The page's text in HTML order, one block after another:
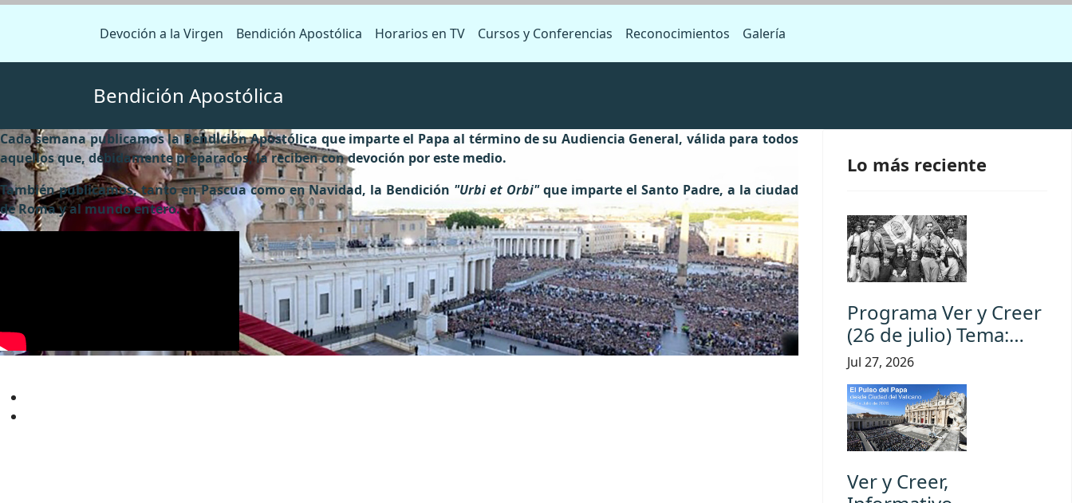
Devoción a la Virgen Bendición Apostólica Horarios en TV Cursos y Conferencias Reconocimientos Galería
Bendición Apostólica
Cada semana publicamos la Bendición Apostólica que imparte el Papa al término de su Audiencia General, válida para todos
aquellos que, debidamente preparados, la reciben con devoción por este medio.
También publicamos, tanto en Pascua como en Navidad, la Bendición "Urbi et Orbi"que imparte el Santo Padre, a la ciudad
de Roma y al mundo entero.
Lo más reciente
Programa Ver y Creer
(26 de julio) Tema:…
Jul 27, 2026
Ver y Creer,